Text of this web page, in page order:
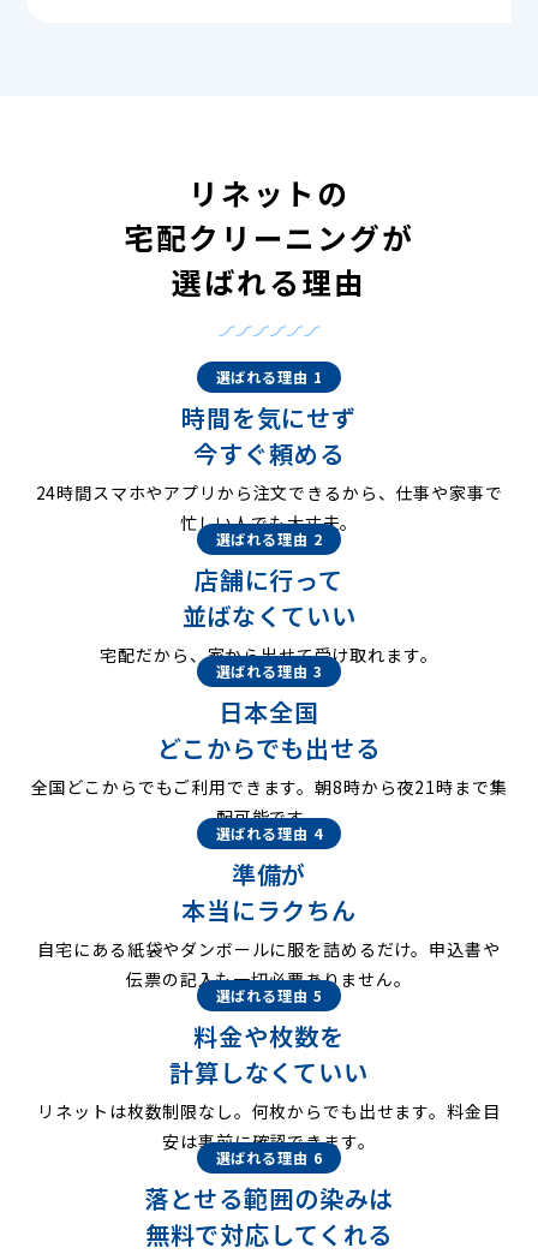
リネットの
宅配クリーニングが
選ばれる理由
選ばれる理由 1
時間を気にせず
今すぐ頼める
24時間スマホやアプリから注文できるから、仕事や家事で
忙しい人でも大丈夫。
選ばれる理由 2
店舗に行って
並ばなくていい
宅配だから、家から出せて受け取れます。
選ばれる理由 3
日本全国
どこからでも出せる
全国どこからでもご利用できます。朝8時から夜21時まで集
配可能です。
選ばれる理由 4
準備が
本当にラクちん
自宅にある紙袋やダンボールに服を詰めるだけ。申込書や
伝票の記入も一切必要ありません。
選ばれる理由 5
料金や枚数を
計算しなくていい
リネットは枚数制限なし。何枚からでも出せます。料金目
安は事前に確認できます。
選ばれる理由 6
落とせる範囲の染みは
無料で対応してくれる